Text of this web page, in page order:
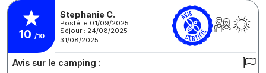
10 /10
Stephanie C.
Posté le 01/09/2025
Séjour : 24/08/2025 -
31/08/2025
Avis sur le camping :